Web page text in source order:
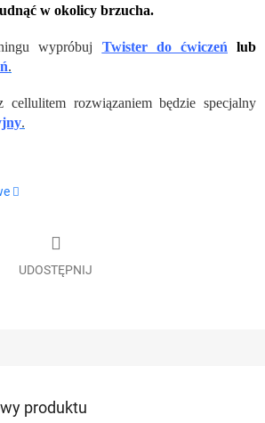
w okolicy brzucha.
wypróbuj Twister do ćwiczeń
lub
.
cellulitem rozwiązaniem będzie specjalny
.
UDOSTĘPNIJ
produktu